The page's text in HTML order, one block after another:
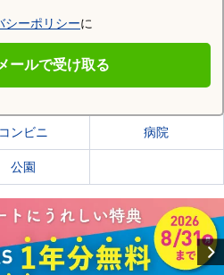
シーポリシーに
ールで受け取る
コンビニ 病院
公園